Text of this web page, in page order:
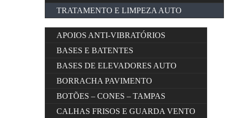
TRATAMENTO E LIMPEZA AUTO
APOIOS ANTI-VIBRATÓRIOS
BASES E BATENTES
BASES DE ELEVADORES AUTO
BORRACHA PAVIMENTO
BOTÕES – CONES – TAMPAS
CALHAS FRISOS E GUARDA VENTO